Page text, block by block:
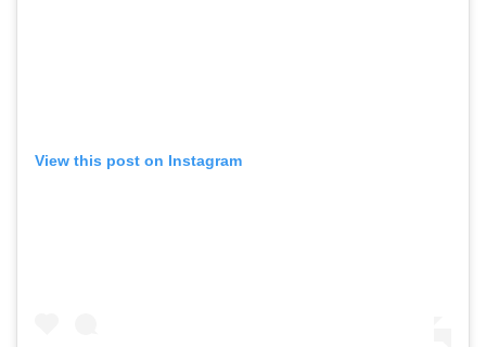
View this post on Instagram